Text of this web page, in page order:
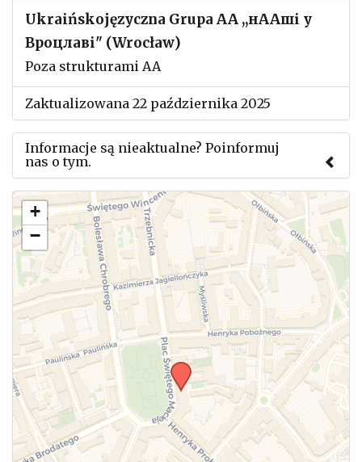
Ukraińskojęzyczna Grupa AA ,,нААші у
Вроцлаві" (Wrocław)
Poza strukturami AA
Zaktualizowana 22 października 2025
Informacje są nieaktualne? Poinformuj
nas o tym.
Użyj tego formularza aby przesłać informację o
zmianach w powyższym mityngu.
+
−